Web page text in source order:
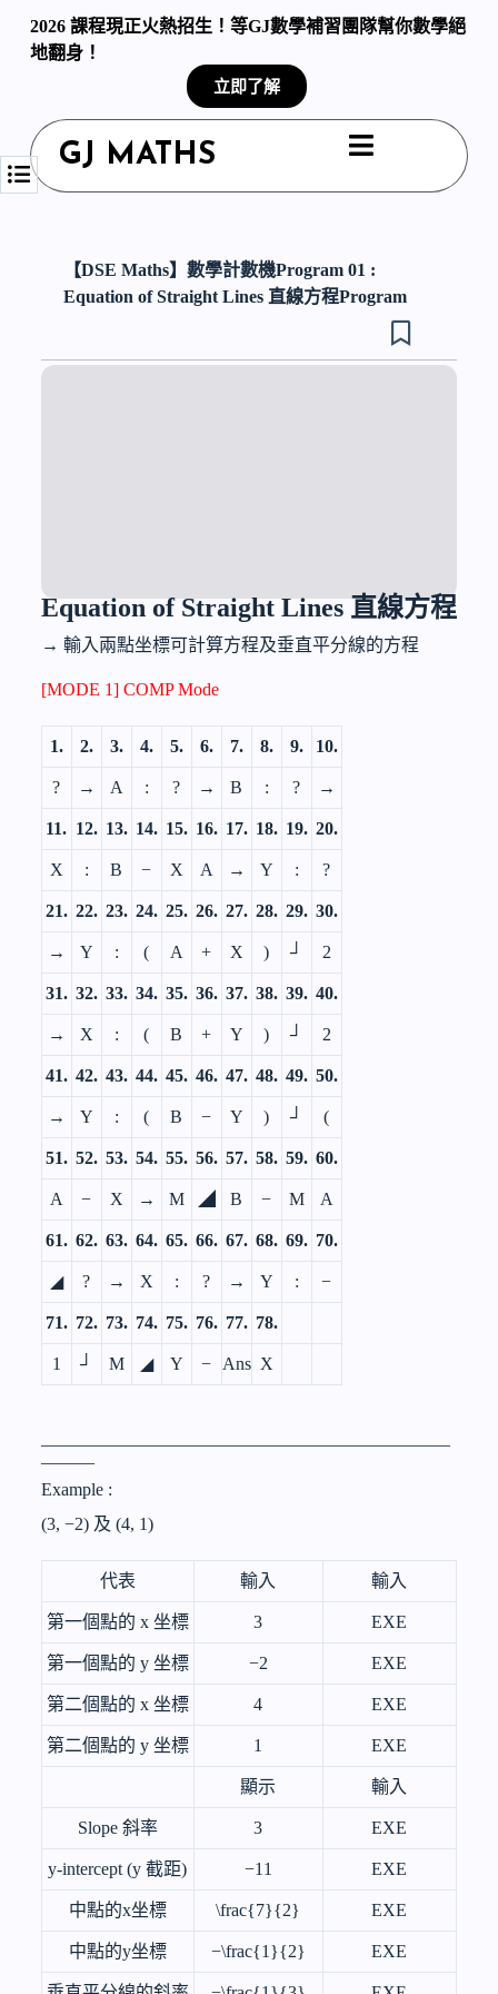
S
o
n
2026 課程現正火熱招生！等GJ數學補習團隊幫你數學絕
地翻身！
立即了解
GJ MATHS
【DSE Maths】數學計數機Program 01 :
Equation of Straight Lines 直線方程Program
Equation of Straight Lines 直線方程
→ 輸入兩點坐標可計算方程及垂直平分線的方程
[MODE 1] COMP Mode
1. 2. 3. 4. 5. 6. 7. 8. 9. 10.
? → A : ? → B : ? →
11. 12. 13. 14. 15. 16. 17. 18. 19. 20.
X : B − X A → Y : ?
21. 22. 23. 24. 25. 26. 27. 28. 29. 30.
→ Y : ( A + X ) ┘ 2
31. 32. 33. 34. 35. 36. 37. 38. 39. 40.
→ X : ( B + Y ) ┘ 2
41. 42. 43. 44. 45. 46. 47. 48. 49. 50.
→ Y : ( B − Y ) ┘ (
51. 52. 53. 54. 55. 56. 57. 58. 59. 60.
A − X → M ◢ B − M A
61. 62. 63. 64. 65. 66. 67. 68. 69. 70.
◢ ? → X : ? → Y : −
71. 72. 73. 74. 75. 76. 77. 78.
1 ┘ M ◢ Y − Ans X
Example :
(3, −2) 及 (4, 1)
代表 輸入 輸入
第一個點的 x 坐標 3 EXE
第一個點的 y 坐標 −2 EXE
第二個點的 x 坐標 4 EXE
第二個點的 y 坐標 1 EXE
顯示 輸入
Slope 斜率 3 EXE
y-intercept (y 截距) −11 EXE
中點的x坐標 \frac{7}{2} EXE
中點的y坐標 −\frac{1}{2} EXE